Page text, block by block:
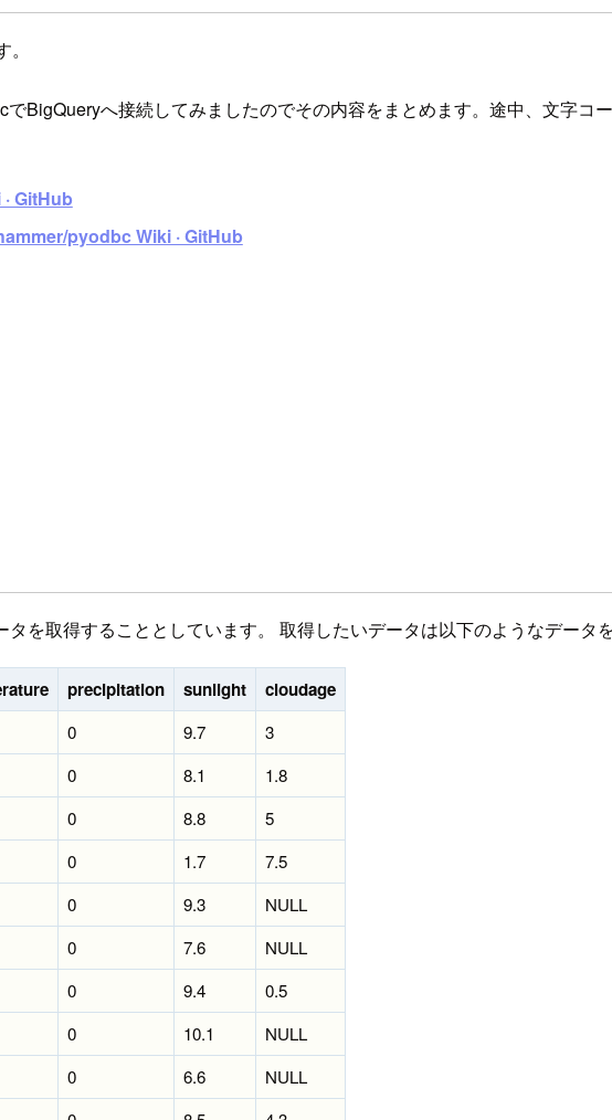
BigQueryへ接続してみましたのでその内容をまとめます。途中、文字コ
GitHub
pyodbc Wiki · GitHub
を取得することとしています。 取得したいデータは以下のようなデータ
precipitation sunlight cloudage
0 9.7
3
0 8.1
1.8
0 8.8
5
0 1.7
7.5
0 9.3
NULL
0 7.6
NULL
0 9.4
0.5
0 10.1
NULL
0 6.6
NULL